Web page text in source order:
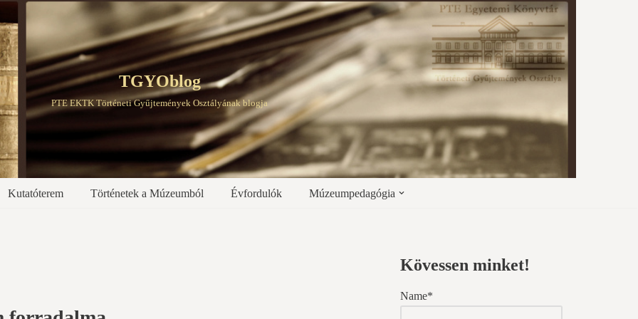
TGYOblog
PTE EKTK Történeti Gyűjtemények Osztályának blogja
Kutatóterem Történetek a Múzeumból Évfordulók Múzeumpedagógia
Kövessen minket!
Name*